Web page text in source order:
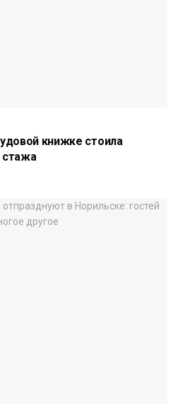
книжке стоила
стажа